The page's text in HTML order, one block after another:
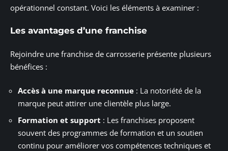
opérationnel constant. Voici les éléments à examiner :
Les avantages d’une franchise
Rejoindre une franchise de carrosserie présente plusieurs
bénéfices :
Accès à une marque reconnue : La notoriété de la
marque peut attirer une clientèle plus large.
Formation et support : Les franchises proposent
souvent des programmes de formation et un soutien
continu pour améliorer vos compétences techniques et